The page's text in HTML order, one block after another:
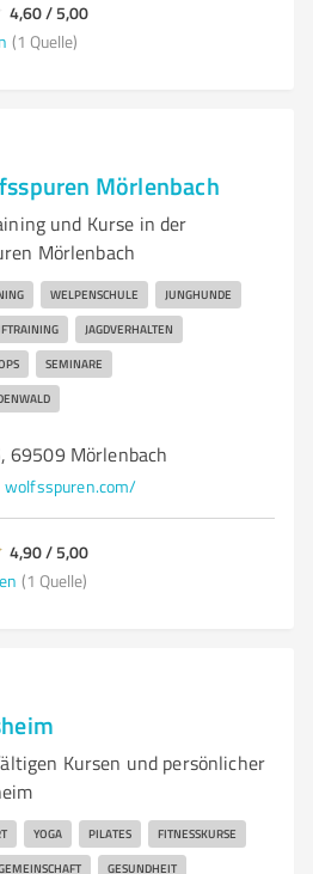
4,60 / 5,00
(1 Quelle)
Mörlenbach
und Kurse in der
Mörlenbach
WELPENSCHULE JUNGHUNDE
JAGDVERHALTEN
SEMINARE
69509 Mörlenbach
wolfsspuren.com/
4,90 / 5,00
(1 Quelle)
Kursen und persönlicher
YOGA PILATES FITNESSKURSE
GESUNDHEIT